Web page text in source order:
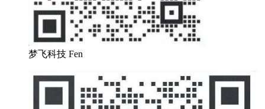
梦飞科技 Fen